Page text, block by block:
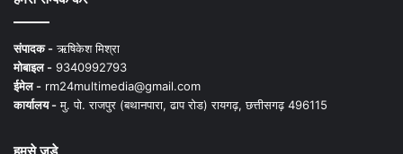
संपादक -ऋषिकेश मिश्रा
मोबाइल - 9340992793
ईमेल - rm24multimedia@gmail.com
कार्यालय -मु. पो. राजपुर (बथानपारा, ढाप रोड) रायगढ़, छत्तीसगढ़ 496115
हमसे जुड़े